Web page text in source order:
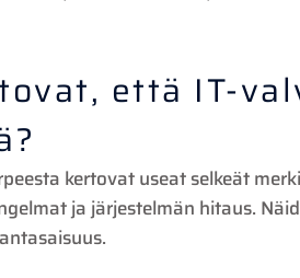
että IT-
kertovat useat selkeät
ja järjestelmän hitaus.